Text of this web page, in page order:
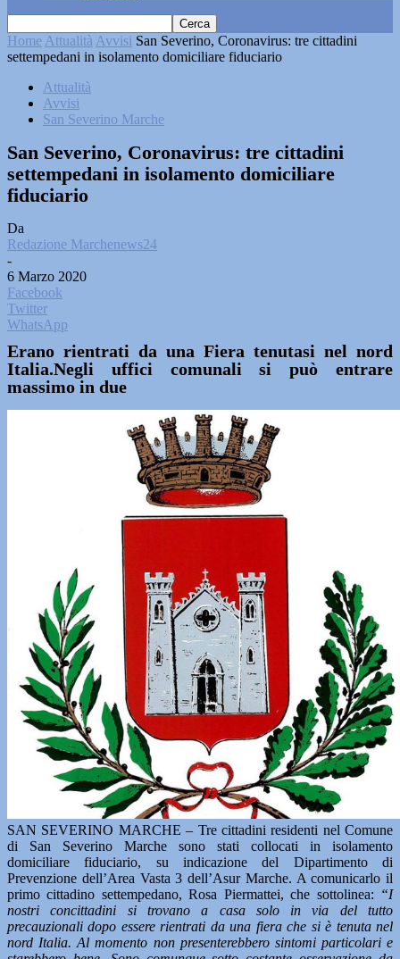
Home Attualità Avvisi San Severino, Coronavirus: tre cittadini
settempedani in isolamento domiciliare fiduciario
Attualità
Avvisi
San Severino Marche
San Severino, Coronavirus: tre cittadini
settempedani in isolamento domiciliare
fiduciario
Da
Redazione Marchenews24
-
6 Marzo 2020
Facebook
Twitter
WhatsApp
Erano rientrati da una Fiera tenutasi nel nord
Italia.Negli uffici comunali si può entrare
massimo in due
SAN SEVERINO MARCHE – Tre cittadini residenti nel Comune
di San Severino Marche sono stati collocati in isolamento
domiciliare fiduciario, su indicazione del Dipartimento di
Prevenzione dell’Area Vasta 3 dell’Asur Marche. A comunicarlo il
primo cittadino settempedano, Rosa Piermattei, che sottolinea: “I
nostri concittadini si trovano a casa solo in via del tutto
precauzionali dopo essere rientrati da una fiera che si è tenuta nel
nord Italia. Al momento non presenterebbero sintomi particolari e